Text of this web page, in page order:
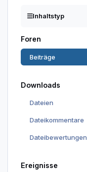
Inhaltstyp
Foren
Beiträge
Downloads
Dateien
Dateikommentare
Dateibewertungen
Ereignisse